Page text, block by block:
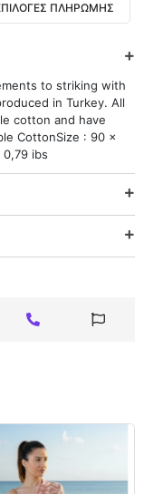
ΠΛΗΡΩΜΗΣ
to striking with
in Turkey. All
cotton and have
CottonSize : 90 x
ibs